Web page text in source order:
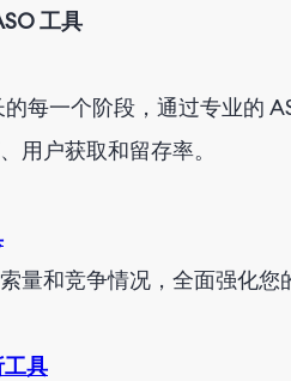
工具
每一个阶段，通过专业的
用户获取和留存率。
量和竞争情况，全面强化您
具